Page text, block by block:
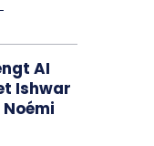
AI
Ishwar